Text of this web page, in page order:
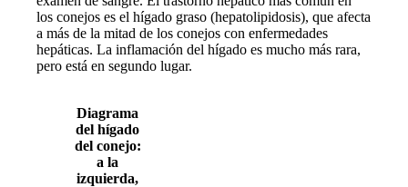
los conejos es el hígado graso (hepatolipidosis), que afecta
a más de la mitad de los conejos con enfermedades
hepáticas. La inflamación del hígado es mucho más rara,
pero está en segundo lugar.
Diagrama
del hígado
del conejo:
a la
izquierda,